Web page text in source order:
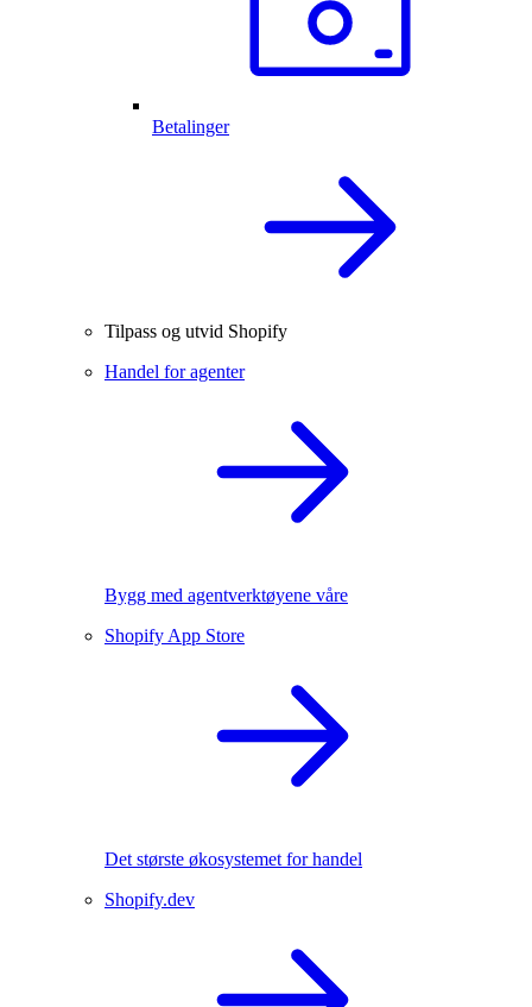
Betalinger
Tilpass og utvid Shopify
Handel for agenter
Bygg med agentverktøyene våre
Shopify App Store
Det største økosystemet for handel
Shopify.dev